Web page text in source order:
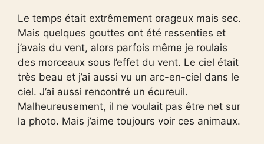
Le temps était extrêmement orageux mais sec.
Mais quelques gouttes ont été ressenties et
j’avais du vent, alors parfois même je roulais
des morceaux sous l’effet du vent. Le ciel était
très beau et j’ai aussi vu un arc-en-ciel dans le
ciel. J’ai aussi rencontré un écureuil.
Malheureusement, il ne voulait pas être net sur
la photo. Mais j’aime toujours voir ces animaux.